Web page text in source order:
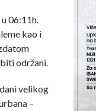
06:11h.
kao i
održani.
velikog
–